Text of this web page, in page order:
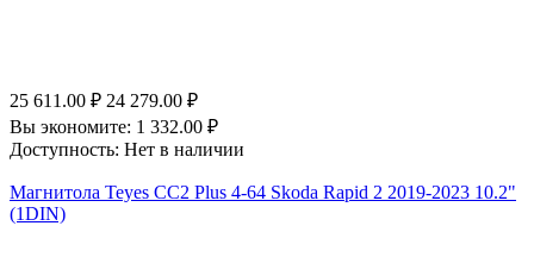
25 611.00 ₽ 24 279.00 ₽
Вы экономите: 1 332.00 ₽
Доступность: Нет в наличии
Магнитола Teyes CC2 Plus 4-64 Skoda Rapid 2 2019-2023 10.2"
(1DIN)